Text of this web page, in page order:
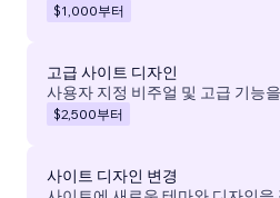
$1,000부터
고급 사이트 디자인
사용자 지정 비주얼 및 고급 기능
$2,500부터
사이트 디자인 변경